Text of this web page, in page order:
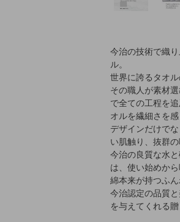
今治の技術で織
ル。
世界に誇るタオル
その職人が素材
で全ての工程を
オルを繊細さを
デザインだけで
い肌触り、抜群
今治の良質な水
は、使い始めから
綿本来が持つふ
今治認定の品質
を与えてくれる贈